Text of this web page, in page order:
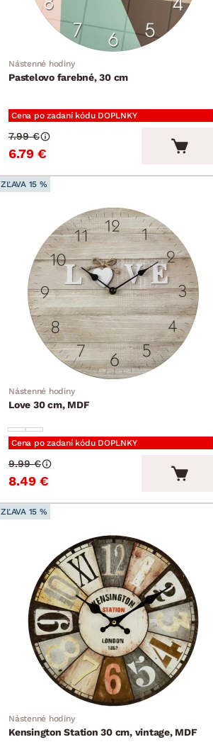
Nástenné hodiny
Pastelovo farebné, 30 cm
Cena po zadaní kódu DOPLNKY
6.79 €
7.99 €
ZĽAVA 15 %
Nástenné hodiny
Love 30 cm, MDF
Cena po zadaní kódu DOPLNKY
8.49 €
9.99 €
ZĽAVA 15 %
Nástenné hodiny
Kensington Station 30 cm, vintage, MDF